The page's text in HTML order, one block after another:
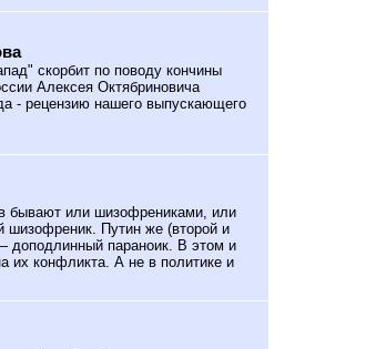
скорбит по поводу кончины
Алексея Октябриновича
- рецензию нашего выпускающего
бывают или шизофрениками, или
шизофреник. Путин же (второй и
доподлинный параноик. В этом и
их конфликта. А не в политике и